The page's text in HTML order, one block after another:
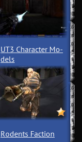
UT3 Character Mo­
dels
Rodents Faction